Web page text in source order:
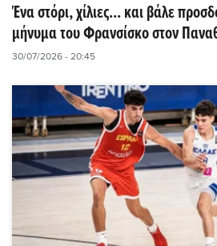
Ένα στόρι, χίλιες... και βάλε
μήνυμα του Φρανσίσκο στον
30/07/2026 - 20:45